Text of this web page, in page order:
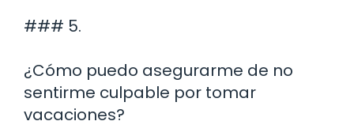
### 5.
¿Cómo puedo asegurarme de no
sentirme culpable por tomar
vacaciones?